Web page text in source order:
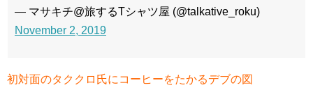
— マサキチ@旅するTシャツ屋 (@talkative_roku)
November 2, 2019
初対面のタククロ氏にコーヒーをたかるデブの図